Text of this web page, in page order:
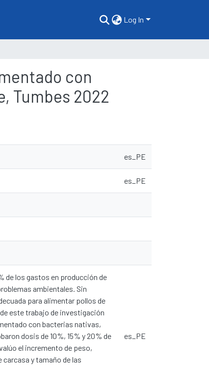
Log In
con
Tumbes 2022
es_PE
es_PE
de los gastos en producción de
ambientales. Sin
para alimentar pollos de
este trabajo de investigación
con bacterias nativas,
dosis de 10%, 15% y 20% de
el incremento de peso,
y tamaño de las
es_PE